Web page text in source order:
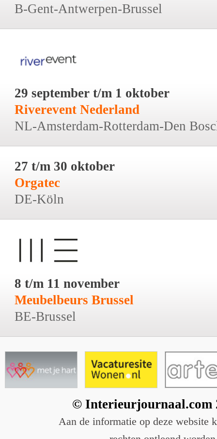
B-Gent-Antwerpen-Brussel
29 september t/m 1 oktober
Riverevent Nederland
NL-Amsterdam-Rotterdam-Den
27 t/m 30 oktober
Orgatec
DE-Köln
8 t/m 11 november
Meubelbeurs Brussel
BE-Brussel
© Interieurjournaal.com
Aan de informatie op deze website